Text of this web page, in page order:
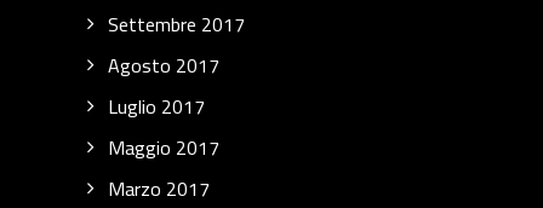
Settembre 2017
Agosto 2017
Luglio 2017
Maggio 2017
Marzo 2017